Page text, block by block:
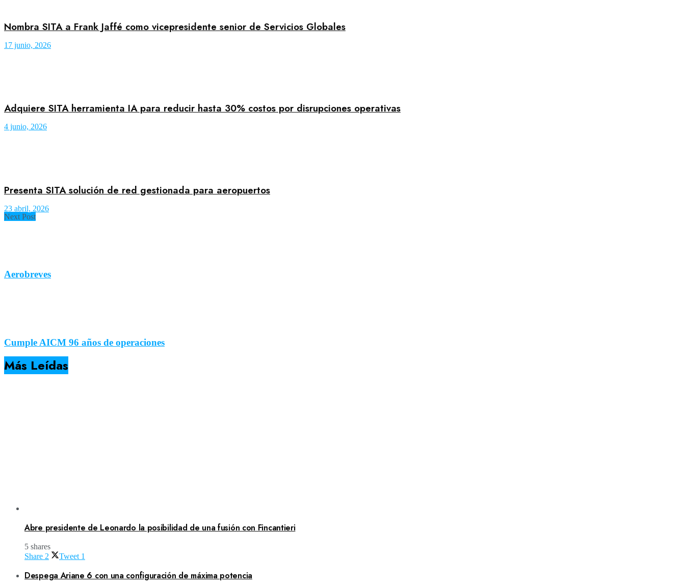
Nombra SITA a Frank Jaffé como vicepresidente senior de Servicios Globales
17 junio, 2026
Adquiere SITA herramienta IA para reducir hasta 30% costos por disrupciones operativas
4 junio, 2026
Presenta SITA solución de red gestionada para aeropuertos
23 abril, 2026
Next Post
Aerobreves
Cumple AICM 96 años de operaciones
Más Leídas
Abre presidente de Leonardo la posibilidad de una fusión con Fincantieri
5 shares
Share 2 Tweet 1
Despega Ariane 6 con una configuración de máxima potencia